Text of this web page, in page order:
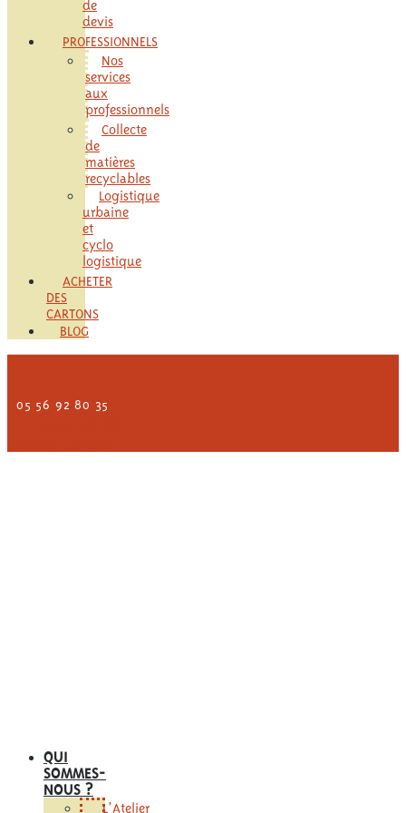
de
devis
PROFESSIONNELS
Nos
services
aux
professionnels
Collecte
de
matières
recyclables
Logistique
urbaine
et
cyclo
logistique
ACHETER
DES
CARTONS
BLOG
05 56 92 80 35
QUI
SOMMES-
NOUS ?
L’Atelier